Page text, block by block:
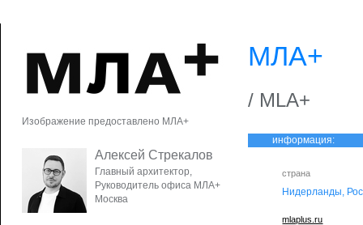
Изображение предоставлено МЛА+
Алексей Стрекалов
Главный архитектор,
Руководитель офиса MЛA+
Москва
МЛА+
/ MLA+
информация:
страна
Нидерланды,
mlaplus.ru